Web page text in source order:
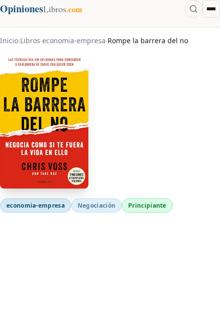
OpinionesLibros.com
Inicio›Libros›economia-empresa›Rompe la barrera del no
economia-empresa Negociación Principiante